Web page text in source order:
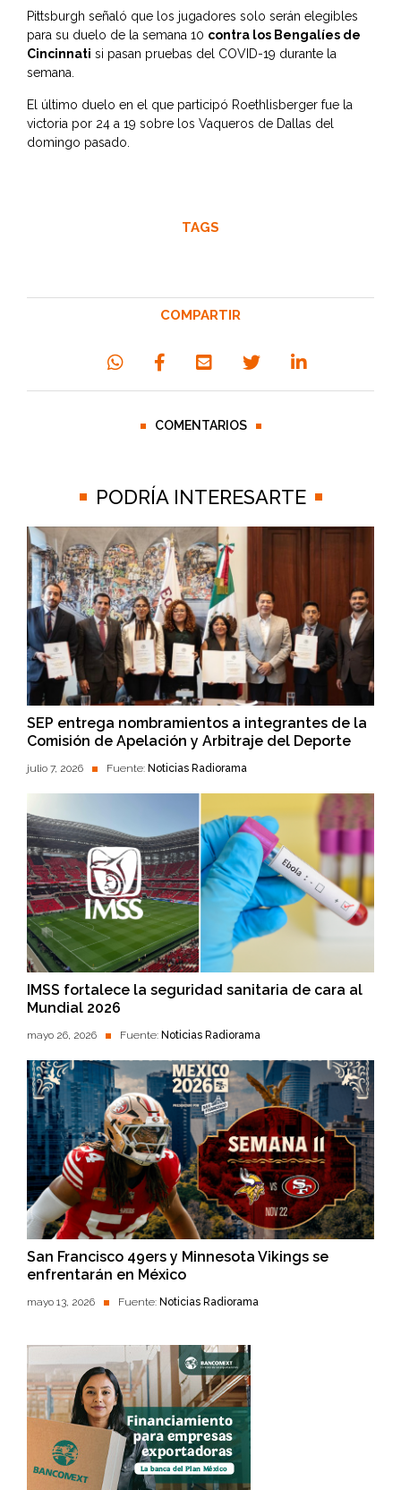
Pittsburgh señaló que los jugadores solo serán elegibles
para su duelo de la semana 10 contra los Bengalíes de
Cincinnati si pasan pruebas del COVID-19 durante la
semana.
El último duelo en el que participó Roethlisberger fue la
victoria por 24 a 19 sobre los Vaqueros de Dallas del
domingo pasado.
TAGS
COMPARTIR
COMENTARIOS
PODRÍA INTERESARTE
SEP entrega nombramientos a integrantes de la
Comisión de Apelación y Arbitraje del Deporte
julio 7, 2026 Fuente: Noticias Radiorama
IMSS fortalece la seguridad sanitaria de cara al
Mundial 2026
mayo 26, 2026 Fuente: Noticias Radiorama
San Francisco 49ers y Minnesota Vikings se
enfrentarán en México
mayo 13, 2026 Fuente: Noticias Radiorama